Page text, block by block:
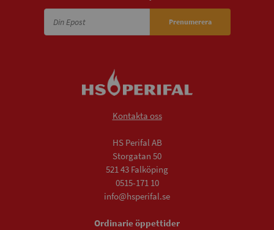
Prenumerera
Kontakta oss
HS Perifal AB
Storgatan 50
521 43 Falköping
0515-171 10
info@hsperifal.se
Ordinarie öppettider